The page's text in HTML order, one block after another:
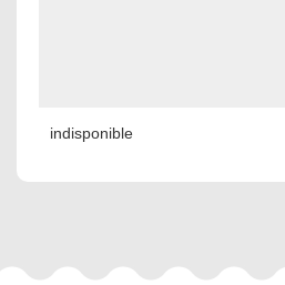
indisponible